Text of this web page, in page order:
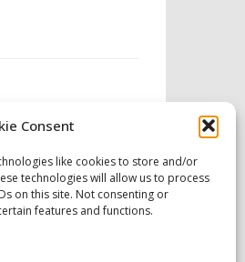
Consent
like cookies to store and/or
technologies will allow us to process
on this site. Not consenting or
features and functions.